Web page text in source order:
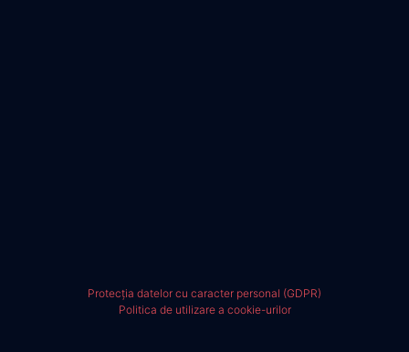
Protecția datelor cu caracter personal (GDPR)
Politica de utilizare a cookie-urilor